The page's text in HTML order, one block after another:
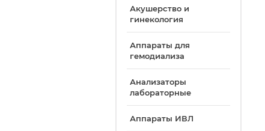
Акушерство и
гинекология
Аппараты для
гемодиализа
Анализаторы
лабораторные
Аппараты ИВЛ